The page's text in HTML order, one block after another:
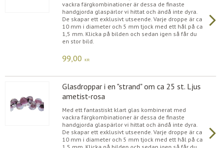
vackra färgkombinationer är dessa de finaste
handgjorda glaspärlor vi hittat och ändå inte dyra.
De skapar ett exklusivt utseende. Varje droppe är ca
10 mm i diameter och 5 mm tjock med ett hål på ca
1,5 mm. Klicka på bilden och sedan igen så får du
en stor bild.
99,00 KR
Glasdroppar i en "strand" om ca 25 st. Ljus
ametist-rosa
Med ett fantastiskt klart glas kombinerat med
vackra färgkombinationer är dessa de finaste
handgjorda glaspärlor vi hittat och ändå inte dyra.
De skapar ett exklusivt utseende. Varje droppe är ca
10 mm i diameter och 5 mm tjock med ett hål på ca